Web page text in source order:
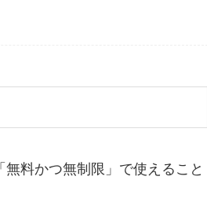
料かつ無制限」で使えること